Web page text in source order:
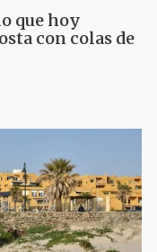
que hoy
con colas de